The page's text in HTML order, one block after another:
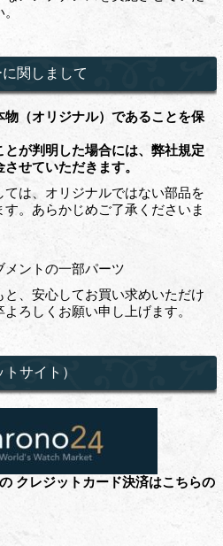
関しまして
（オリジナル）であることを保
が判明した場合には、弊社規定
せていただきます。
は、オリジナルではない部品を
。あらかじめご了承くださいま
メントの一部パーツ
、安心してお買い求めいただけ
ろしくお願い申し上げます。
サイト）
クレジットカード決済はこちらの